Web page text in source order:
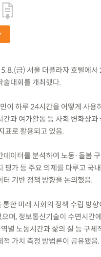
금) 서울 더플라자 호텔에서
술대회를 개최했다.
이 하루 24시간을 어떻게 사용
간과 여가활동 등 사회 변화상과
표로 활용되고 있음.
이터를 분석하여 노동·돌봄
평가 등 주요 의제를 다루고 국
터 기반 정책 방향을 논의했음.
한 미래 사회의 정책 수립 방향
며, 정보통신기술이 수면시간
별 노동시간과 삶의 질 등 구체
적 가치 측정 방법론이 공유됐음.